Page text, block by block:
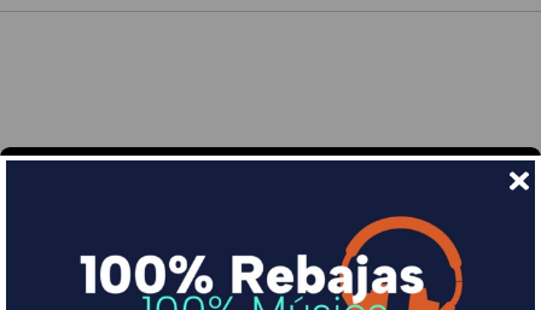
Divide en 3 sin coste o hasta en 18 meses por una
pequeña cuota al mes con Sequra